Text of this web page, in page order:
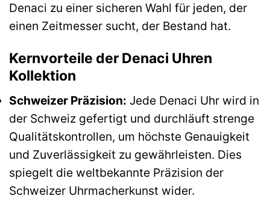
Denaci zu einer sicheren Wahl für jeden, der
einen Zeitmesser sucht, der Bestand hat.
Kernvorteile der Denaci Uhren
Kollektion
Schweizer Präzision: Jede Denaci Uhr wird in
der Schweiz gefertigt und durchläuft strenge
Qualitätskontrollen, um höchste Genauigkeit
und Zuverlässigkeit zu gewährleisten. Dies
spiegelt die weltbekannte Präzision der
Schweizer Uhrmacherkunst wider.